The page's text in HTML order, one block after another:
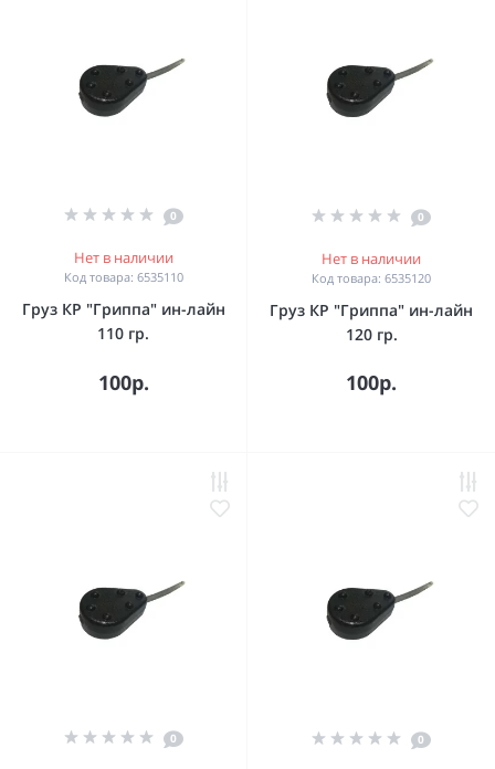
0
Нет в наличии
Код товара: 6535110
Груз КР "Гриппа" ин-лайн
110 гр.
100р.
0
Нет в наличии
Код товара: 6535120
Груз КР "Гриппа" ин-лайн
120 гр.
100р.
0 0